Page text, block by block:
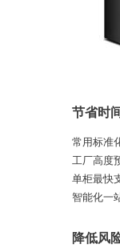
节省时间
常用标准
工厂高度
单柜最快
智能化一
降低风